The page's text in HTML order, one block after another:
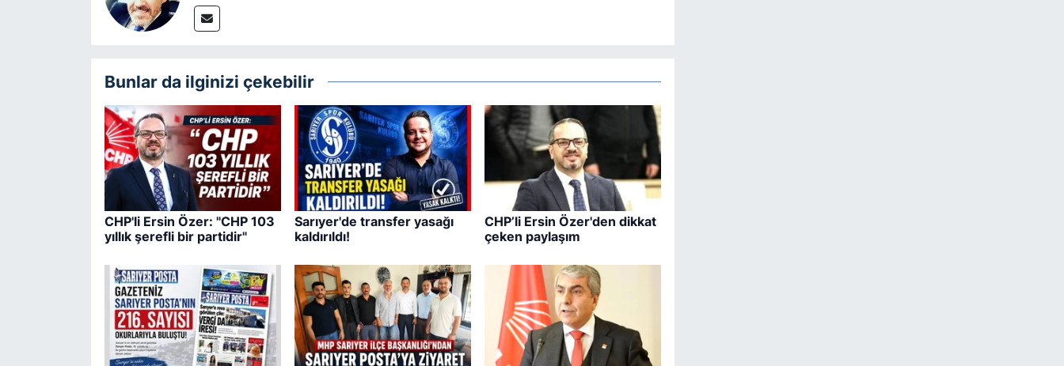
Bunlar da ilginizi çekebilir
CHP'li Ersin Özer: "CHP 103
yıllık şerefli bir partidir"
Sarıyer'de transfer yasağı
kaldırıldı!
CHP’li Ersin Özer'den dikkat
çeken paylaşım